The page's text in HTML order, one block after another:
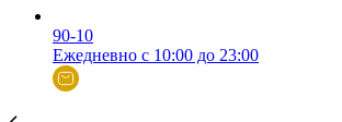
90-10
Ежедневно с 10:00 до 23:00